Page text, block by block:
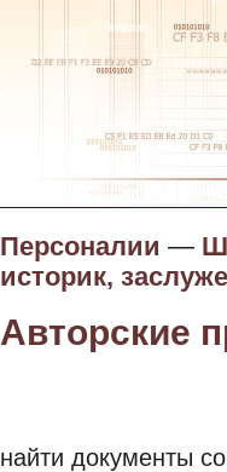
Персоналии —
историк,
Авторские
найти документы